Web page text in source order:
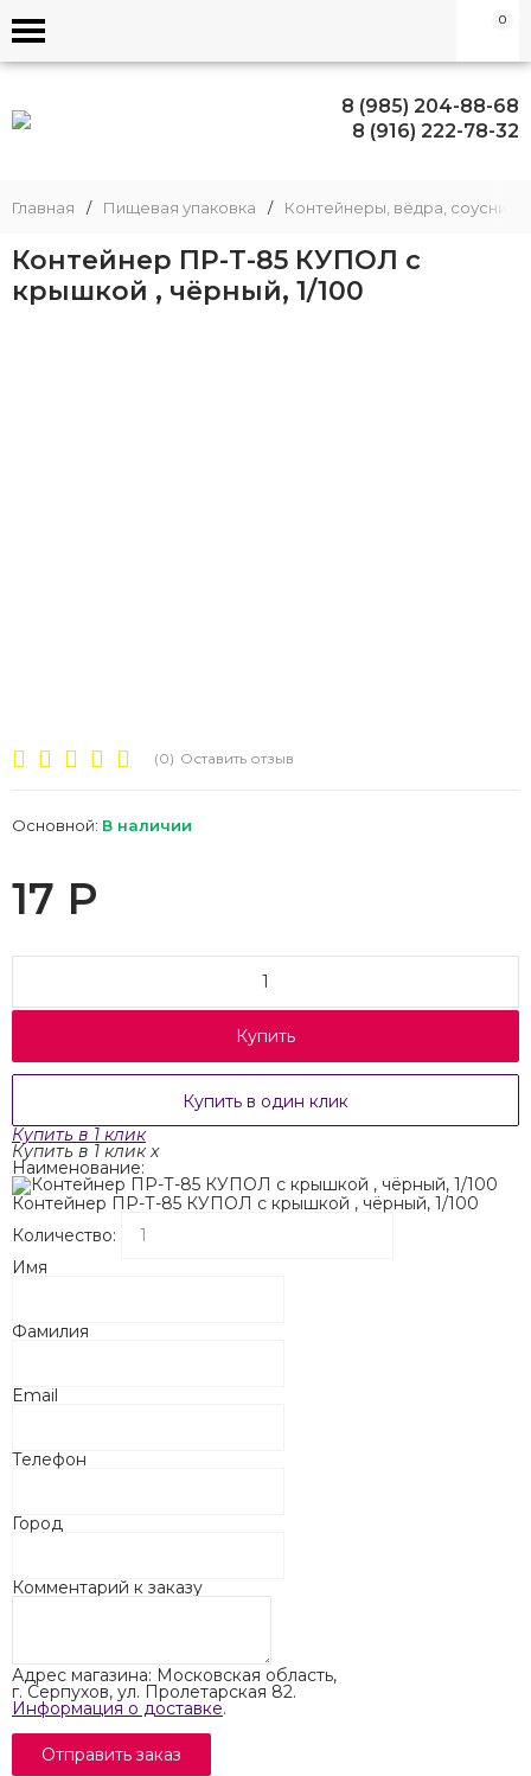
0
8 (985) 204-88-68
8 (916) 222-78-32
Главная / Пищевая упаковка / Контейнеры, вёдра,
Контейнер ПР-Т-85 КУПОЛ с
крышкой , чёрный, 1/100
(0) Оставить отзыв
Основной: В наличии
17 Р
Купить
Купить в один клик
Купить в 1 клик
Купить в 1 клик x
Наименование:
Контейнер ПР-Т-85 КУПОЛ с крышкой , чёрный, 1/100
Количество:
Имя
Фамилия
Email
Телефон
Город
Комментарий к заказу
Адрес магазина: Московская область,
г. Серпухов, ул. Пролетарская 82.
Информация о доставке.